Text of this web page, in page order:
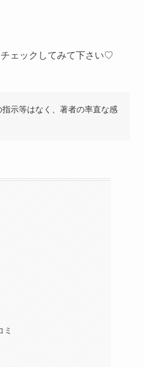
ェックしてみて下さい♡
示等はなく、著者の率直な感
ミ